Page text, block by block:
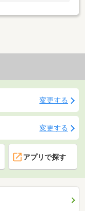
変更する
変更する
アプリで探す